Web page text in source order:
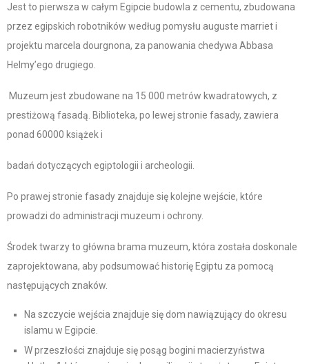
Jest to pierwsza w całym Egipcie budowla z cementu, zbudowana
przez egipskich robotników według pomysłu auguste marriet i
projektu marcela dourgnona, za panowania chedywa Abbasa
Helmy’ego drugiego.
Muzeum jest zbudowane na 15 000 metrów kwadratowych, z
prestiżową fasadą. Biblioteka, po lewej stronie fasady, zawiera
ponad 60000 książek i
badań dotyczących egiptologii i archeologii.
Po prawej stronie fasady znajduje się kolejne wejście, które
prowadzi do administracji muzeum i ochrony.
Środek twarzy to główna brama muzeum, która została doskonale
zaprojektowana, aby podsumować historię Egiptu za pomocą
następujących znaków.
Na szczycie wejścia znajduje się dom nawiązujący do okresu
islamu w Egipcie.
W przeszłości znajduje się posąg bogini macierzyństwa